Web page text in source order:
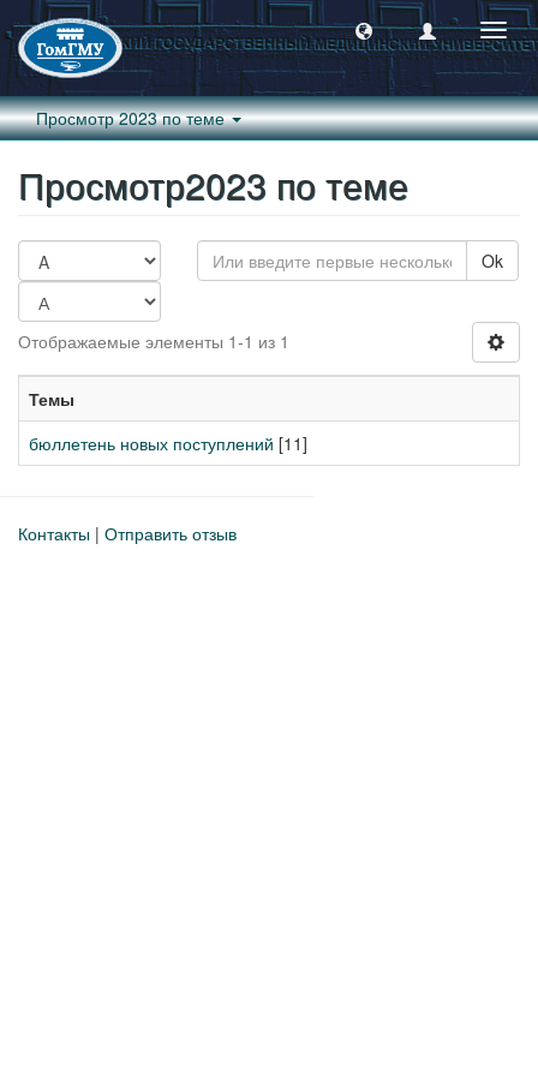
Просмотр 2023 по теме
Просмотр2023 по теме
Ok
Отображаемые элементы 1-1 из 1
Темы
бюллетень новых поступлений [11]
Контакты | Отправить отзыв